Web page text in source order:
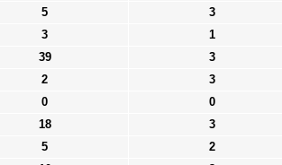
5 3
3 1
39 3
2 3
0 0
18 3
5 2